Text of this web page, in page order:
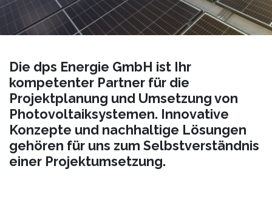
Die dps Energie GmbH ist Ihr
kompetenter Partner für die
Projektplanung und Umsetzung von
Photovoltaiksystemen. Innovative
Konzepte und nachhaltige Lösungen
gehören für uns zum Selbstverständnis
einer Projektumsetzung.